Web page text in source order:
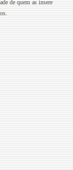
de quem as insere